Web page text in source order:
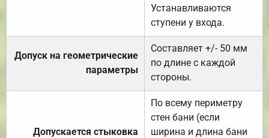
Устанавливаются
ступени у входа.
Допуск на геометрические
параметры
Составляет +/- 50 мм
по длине с каждой
стороны.
Допускается стыковка
По всему периметру
стен бани (если
ширина и длина бани